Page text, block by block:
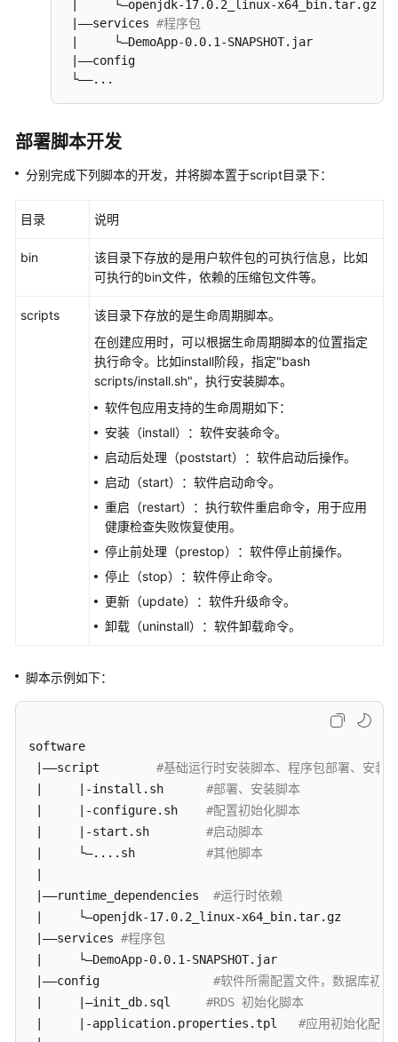
营
SaaS
品
营
与
术
对
方
License
类
术
接
（授
权
联
动
化
部
案
自
动
部
署
|     └—openjdk-17.0.2_linux-
|——services #程序包
|     └—DemoApp-0.0.1-
|——config
└——...
部署脚本开发
分别完成下列脚本的开发，并将脚本置于script目录下：
目录 说明
bin
该目录下存放的是用户软件包的可执行信息，比如
可执行的bin文件，依赖的压缩包文件等。
scripts
该目录下存放的是生命周期脚本。
在创建应用时，可以根据生命周期脚本的位置指定
执行命令。比如install阶段，指定"bash
scripts/install.sh"，执行安装脚本。
软件包应用支持的生命周期如下：
安装（install）：软件安装命令。
启动后处理（poststart）：软件启动后操作。
启动（start）：软件启动命令。
重启（restart）：执行软件重启命令，用于应用
健康检查失败恢复使用。
停止前处理（prestop）：软件停止前操作。
停止（stop）：软件停止命令。
更新（update）：软件升级命令。
卸载（uninstall）：软件卸载命令。
脚本示例如下：
software
|——script #基础运行时安装脚本、程序包部署、安装
|     |-install.sh #部署、安装脚本
|     |-configure.sh #配置初始化脚本
|     |-start.sh #启动脚本
|     └—....sh #其他脚本
|——runtime_dependencies #运行时依赖
|     └—openjdk-17.0.2_linux-
|——services #程序包
|     └—DemoApp-0.0.1-SNAPSHOT.jar
|——config #软件所需配置文件，数据库初始
|     |—init_db.sql #RDS 初始化脚本
|     |-application.properties.tpl #应用初始化配置